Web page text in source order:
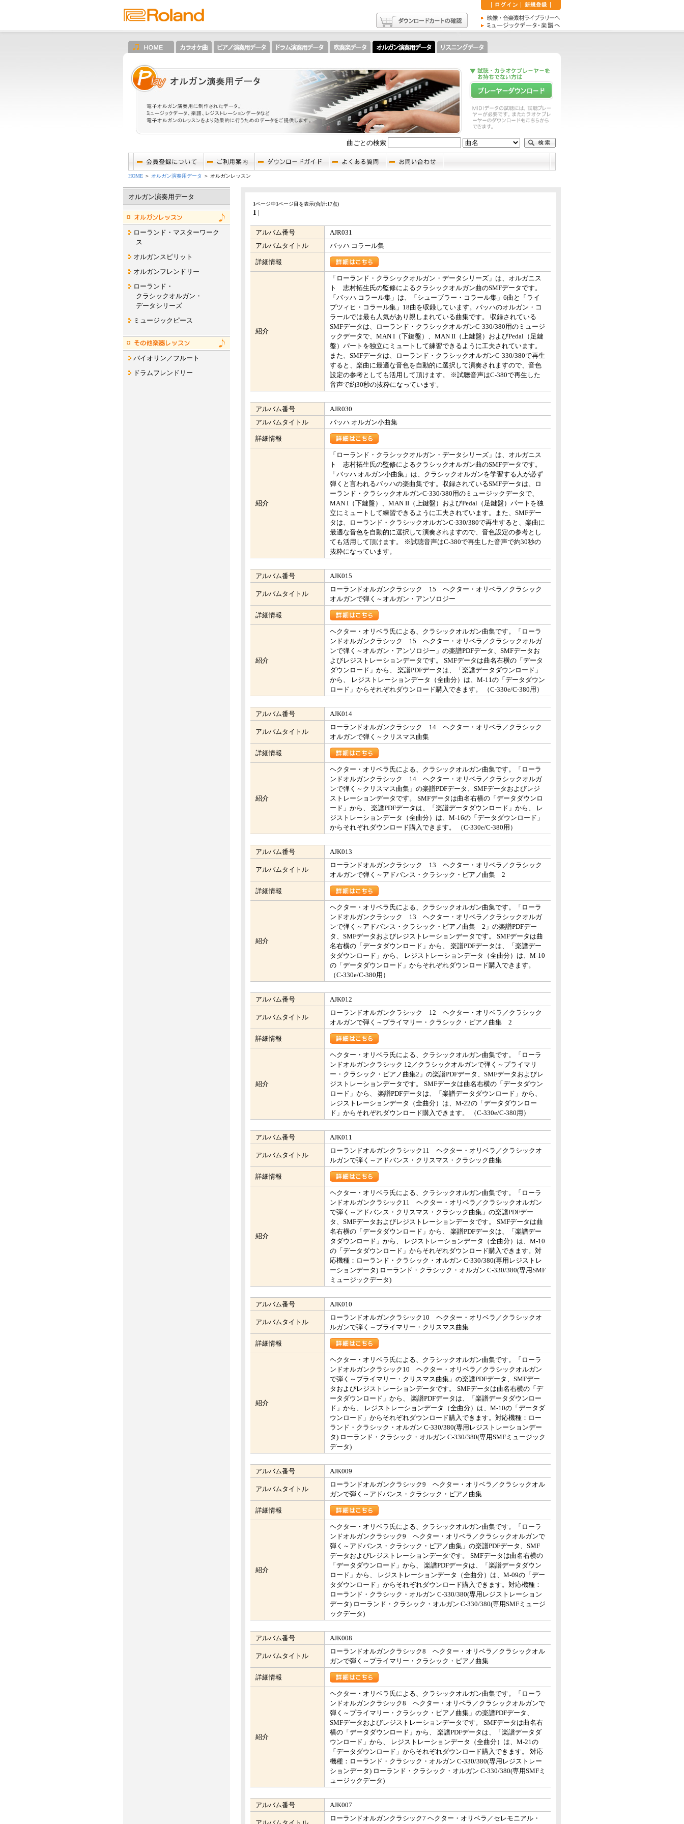
曲ごとの検索
HOME ＞ オルガン演奏用データ ＞ オルガンレッスン
オルガン演奏用データ
ローランド・マスターワーク
ス
オルガンスピリット
オルガンフレンドリー
ローランド・
クラシックオルガン・
データシリーズ
ミュージックピース
バイオリン／フルート
ドラムフレンドリー
1ページ中1ページ目を表示(合計:17点)
1 |
アルバム番号
AJR031
アルバムタイトル
バッハ コラール集
詳細情報
紹介
「ローランド・クラシックオルガン・データシリーズ」は、オルガニス
ト 志村拓生氏の監修によるクラシックオルガン曲のSMFデータです。
「バッハ コラール集」は、「シューブラー・コラール集」6曲と「ライ
プツィヒ・コラール集」18曲を収録しています。バッハのオルガン・コ
ラールでは最も人気があり親しまれている曲集です。 収録されている
SMFデータは、ローランド・クラシックオルガンC-330/380用のミュージ
ックデータで、MAN I（下鍵盤）、MAN II（上鍵盤）およびPedal（足鍵
盤）パートを独立にミュートして練習できるように工夫されています。
また、SMFデータは、ローランド・クラシックオルガンC-330/380で再生
すると、楽曲に最適な音色を自動的に選択して演奏されますので、音色
設定の参考としても活用して頂けます。 ※試聴音声はC-380で再生した
音声で約30秒の抜粋になっています。
アルバム番号
AJR030
アルバムタイトル
バッハ オルガン小曲集
詳細情報
紹介
「ローランド・クラシックオルガン・データシリーズ」は、オルガニス
ト 志村拓生氏の監修によるクラシックオルガン曲のSMFデータです。
「バッハ オルガン小曲集」は、クラシックオルガンを学習する人が必ず
弾くと言われるバッハの楽曲集です。収録されているSMFデータは、ロ
ーランド・クラシックオルガンC-330/380用のミュージックデータで、
MAN I（下鍵盤）、MAN II（上鍵盤）およびPedal（足鍵盤）パートを独
立にミュートして練習できるように工夫されています。また、SMFデー
タは、ローランド・クラシックオルガンC-330/380で再生すると、楽曲に
最適な音色を自動的に選択して演奏されますので、音色設定の参考とし
ても活用して頂けます。 ※試聴音声はC-380で再生した音声で約30秒の
抜粋になっています。
アルバム番号 AJK015
アルバムタイトル
ローランドオルガンクラシック 15 ヘクター・オリベラ／クラシック
オルガンで弾く～オルガン・アンソロジー
詳細情報
紹介
ヘクター・オリベラ氏による、クラシックオルガン曲集です。「ローラ
ンドオルガンクラシック 15 ヘクター・オリベラ／クラシックオルガ
ンで弾く～オルガン・アンソロジー」の楽譜PDFデータ、SMFデータお
よびレジストレーションデータです。 SMFデータは曲名右横の「データ
ダウンロード」から、 楽譜PDFデータは、「楽譜データダウンロード」
から、 レジストレーションデータ（全曲分）は、M-11の「データダウン
ロード」からそれぞれダウンロード購入できます。 （C-330e/C-380用）
アルバム番号 AJK014
アルバムタイトル
ローランドオルガンクラシック 14 ヘクター・オリベラ／クラシック
オルガンで弾く～クリスマス曲集
詳細情報
紹介
ヘクター・オリベラ氏による、クラシックオルガン曲集です。「ローラ
ンドオルガンクラシック 14 ヘクター・オリベラ／クラシックオルガ
ンで弾く～クリスマス曲集」の楽譜PDFデータ、SMFデータおよびレジ
ストレーションデータです。 SMFデータは曲名右横の「データダウンロ
ード」から、 楽譜PDFデータは、「楽譜データダウンロード」から、 レ
ジストレーションデータ（全曲分）は、M-16の「データダウンロード」
からそれぞれダウンロード購入できます。 （C-330e/C-380用）
アルバム番号 AJK013
アルバムタイトル
ローランドオルガンクラシック 13 ヘクター・オリベラ／クラシック
オルガンで弾く～アドバンス・クラシック・ピアノ曲集 2
詳細情報
紹介
ヘクター・オリベラ氏による、クラシックオルガン曲集です。「ローラ
ンドオルガンクラシック 13 ヘクター・オリベラ／クラシックオルガ
ンで弾く～アドバンス・クラシック・ピアノ曲集 2」の楽譜PDFデー
タ、SMFデータおよびレジストレーションデータです。 SMFデータは曲
名右横の「データダウンロード」から、 楽譜PDFデータは、「楽譜デー
タダウンロード」から、 レジストレーションデータ（全曲分）は、M-10
の「データダウンロード」からそれぞれダウンロード購入できます。
（C-330e/C-380用）
アルバム番号 AJK012
アルバムタイトル
ローランドオルガンクラシック 12 ヘクター・オリベラ／クラシック
オルガンで弾く～プライマリー・クラシック・ピアノ曲集 2
詳細情報
紹介
ヘクター・オリベラ氏による、クラシックオルガン曲集です。「ローラ
ンドオルガンクラシック 12／クラシックオルガンで弾く～プライマリ
ー・クラシック・ピアノ曲集2」の楽譜PDFデータ、SMFデータおよびレ
ジストレーションデータです。 SMFデータは曲名右横の「データダウン
ロード」から、 楽譜PDFデータは、「楽譜データダウンロード」から、
レジストレーションデータ（全曲分）は、M-22の「データダウンロー
ド」からそれぞれダウンロード購入できます。 （C-330e/C-380用）
アルバム番号 AJK011
アルバムタイトル
ローランドオルガンクラシック11 ヘクター・オリベラ／クラシックオ
ルガンで弾く～アドバンス・クリスマス・クラシック曲集
詳細情報
紹介
ヘクター・オリベラ氏による、クラシックオルガン曲集です。「ローラ
ンドオルガンクラシック11 ヘクター・オリベラ／クラシックオルガン
で弾く～アドバンス・クリスマス・クラシック曲集」の楽譜PDFデー
タ、SMFデータおよびレジストレーションデータです。 SMFデータは曲
名右横の「データダウンロード」から、 楽譜PDFデータは、「楽譜デー
タダウンロード」から、 レジストレーションデータ（全曲分）は、M-10
の「データダウンロード」からそれぞれダウンロード購入できます。対
応機種：ローランド・クラシック・オルガン C-330/380(専用レジストレ
ーションデータ) ローランド・クラシック・オルガン C-330/380(専用SMF
ミュージックデータ)
アルバム番号 AJK010
アルバムタイトル
ローランドオルガンクラシック10 ヘクター・オリベラ／クラシックオ
ルガンで弾く～プライマリー・クリスマス曲集
詳細情報
紹介
ヘクター・オリベラ氏による、クラシックオルガン曲集です。「ローラ
ンドオルガンクラシック10 ヘクター・オリベラ／クラシックオルガン
で弾く～プライマリー・クリスマス曲集」の楽譜PDFデータ、SMFデー
タおよびレジストレーションデータです。 SMFデータは曲名右横の「デ
ータダウンロード」から、 楽譜PDFデータは、「楽譜データダウンロー
ド」から、 レジストレーションデータ（全曲分）は、M-10の「データダ
ウンロード」からそれぞれダウンロード購入できます。対応機種：ロー
ランド・クラシック・オルガン C-330/380(専用レジストレーションデー
タ) ローランド・クラシック・オルガン C-330/380(専用SMFミュージック
データ)
アルバム番号 AJK009
アルバムタイトル
ローランドオルガンクラシック9 ヘクター・オリベラ／クラシックオル
ガンで弾く～アドバンス・クラシック・ピアノ曲集
詳細情報
紹介
ヘクター・オリベラ氏による、クラシックオルガン曲集です。「ローラ
ンドオルガンクラシック9 ヘクター・オリベラ／クラシックオルガンで
弾く～アドバンス・クラシック・ピアノ曲集」の楽譜PDFデータ、SMF
データおよびレジストレーションデータです。 SMFデータは曲名右横の
「データダウンロード」から、 楽譜PDFデータは、「楽譜データダウン
ロード」から、 レジストレーションデータ（全曲分）は、M-09の「デー
タダウンロード」からそれぞれダウンロード購入できます。対応機種：
ローランド・クラシック・オルガン C-330/380(専用レジストレーション
データ) ローランド・クラシック・オルガン C-330/380(専用SMFミュージ
ックデータ)
アルバム番号 AJK008
アルバムタイトル
ローランドオルガンクラシック8 ヘクター・オリベラ／クラシックオル
ガンで弾く～プライマリー・クラシック・ピアノ曲集
詳細情報
紹介
ヘクター・オリベラ氏による、クラシックオルガン曲集です。「ローラ
ンドオルガンクラシック8 ヘクター・オリベラ／クラシックオルガンで
弾く～プライマリー・クラシック・ピアノ曲集」の楽譜PDFデータ、
SMFデータおよびレジストレーションデータです。 SMFデータは曲名右
横の「データダウンロード」から、 楽譜PDFデータは、「楽譜データダ
ウンロード」から、 レジストレーションデータ（全曲分）は、M-21の
「データダウンロード」からそれぞれダウンロード購入できます。 対応
機種：ローランド・クラシック・オルガン C-330/380(専用レジストレー
ションデータ) ローランド・クラシック・オルガン C-330/380(専用SMFミ
ュージックデータ)
アルバム番号 AJK007
ローランドオルガンクラシック7 ヘクター・オリベラ／セレモニアル・